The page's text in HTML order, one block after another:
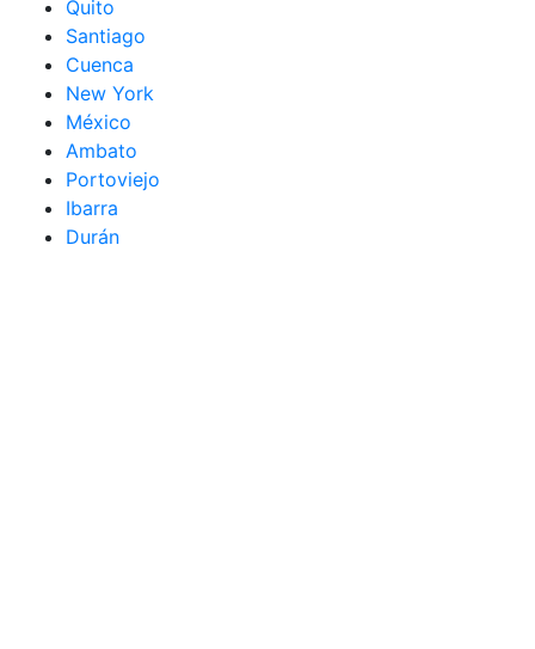
Quito
Santiago
Cuenca
New York
México
Ambato
Portoviejo
Ibarra
Durán